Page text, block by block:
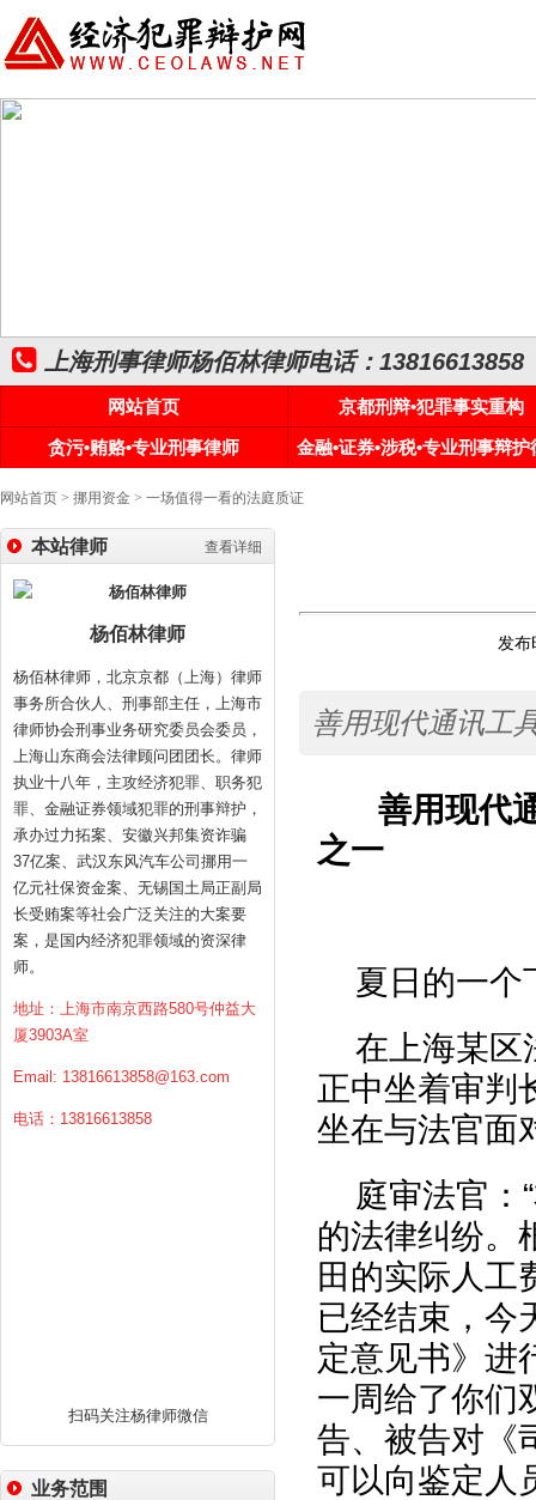
上海刑事律师杨佰林律师电话：13816613858
网站首页
京都刑辩•犯罪事实重构
贪污•贿赂•专业刑事律师
金融•证券•涉税•专业刑事辩护
网站首页 > 挪用资金 > 一场值得一看的法庭质证
查看详细
本站律师
杨佰林律师
杨佰林律师，北京京都（上海）律师
事务所合伙人、刑事部主任，上海市
律师协会刑事业务研究委员会委员，
上海山东商会法律顾问团团长。律师
执业十八年，主攻经济犯罪、职务犯
罪、金融证券领域犯罪的刑事辩护，
承办过力拓案、安徽兴邦集资诈骗
37亿案、武汉东风汽车公司挪用一
亿元社保资金案、无锡国土局正副局
长受贿案等社会广泛关注的大案要
案，是国内经济犯罪领域的资深律
师。
地址：上海市南京西路580号仲益大
厦3903A室
Email: 13816613858@163.com
电话：13816613858
扫码关注杨律师微信
业务范围
发
善用现代通讯工
善用现代
之一
夏日的一个
在上海某区
正中坐着审判
坐在与法官面
庭审法官：
的法律纠纷。
田的实际人工
已经结束，今
定意见书》进
一周给了你们
告、被告对《
可以向鉴定人